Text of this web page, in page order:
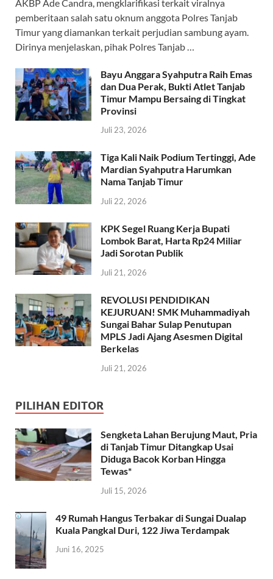
b
o
o
k
s
A
p
p
gr
a
m
er a
ds
AKBP Ade Candra, mengklarifikasi terkait viralnya
pemberitaan salah satu oknum anggota Polres Tanjab
Timur yang diamankan terkait perjudian sambung ayam.
Dirinya menjelaskan, pihak Polres Tanjab …
Bayu Anggara Syahputra Raih Emas
dan Dua Perak, Bukti Atlet Tanjab
Timur Mampu Bersaing di Tingkat
Provinsi
Juli 23, 2026
Tiga Kali Naik Podium Tertinggi, Ade
Mardian Syahputra Harumkan
Nama Tanjab Timur
Juli 22, 2026
KPK Segel Ruang Kerja Bupati
Lombok Barat, Harta Rp24 Miliar
Jadi Sorotan Publik
Juli 21, 2026
REVOLUSI PENDIDIKAN
KEJURUAN! SMK Muhammadiyah
Sungai Bahar Sulap Penutupan
MPLS Jadi Ajang Asesmen Digital
Berkelas
Juli 21, 2026
PILIHAN EDITOR
Sengketa Lahan Berujung Maut, Pria
di Tanjab Timur Ditangkap Usai
Diduga Bacok Korban Hingga
Tewas*
Juli 15, 2026
49 Rumah Hangus Terbakar di Sungai Dualap
Kuala Pangkal Duri, 122 Jiwa Terdampak
Juni 16, 2025